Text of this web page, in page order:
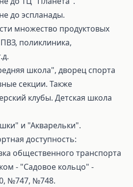
до эспланады.
множество продуктовых
поликлиника,
школа", дворец спорта
секции. Также
клубы. Детская школа
и "Акварельки".
доступность:
общественного транспорта
- "Садовое кольцо" -
№747, №748.